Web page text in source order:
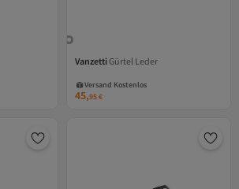
VanzettiGürtel Leder
Versand Kostenlos
Versand Kostenlos
45,95€